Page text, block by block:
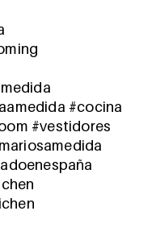
#cocina
#vestidores